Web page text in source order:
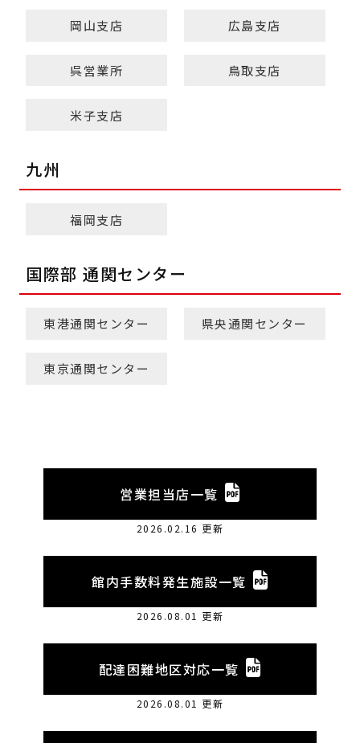
岡山支店 広島支店
呉営業所 鳥取支店
米子支店
九州
福岡支店
国際部 通関センター
東港通関センター 県央通関センター
東京通関センター
営業担当店一覧
2026.02.16 更新
館内手数料発生施設一覧
2026.08.01 更新
配達困難地区対応一覧
2026.08.01 更新